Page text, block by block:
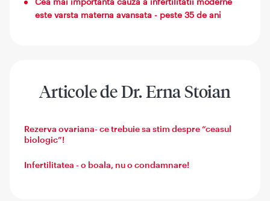
este varsta materna avansata - peste 35 de ani
Articole de Dr. Erna Stoian
Rezerva ovariana- ce trebuie sa stim despre “ceasul
biologic”!
Infertilitatea - o boala, nu o condamnare!